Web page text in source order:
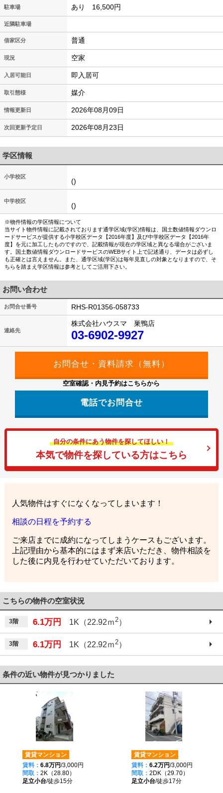
駐車場 あり 16,500円
近隣駐車場
借家区分 普通
現況 空家
入居可能日 即入居可
取引態様 媒介
情報更新日 2026年08月09日
次回更新予定日 2026年08月23日
学区情報
小学校区
()
中学校区
()
※物件情報の学区情報について
当サイト物件情報に記載されております通学区域(学区)情報は、国土数値情報ダウンロ
ードサービスが提供する小学校区データ【2016年度】及び中学校区データ【2016年
度】を元に加工したものですので、記載情報が現在の学区域と異なる場合がございま
す。国土数値情報ダウンロードサービスのWEBサイト上で記述通り、データは必ずし
も正確とは言えません。また、通学区域(学区)は毎年見直しの対象となりますので、そ
ちらを踏まえ学区情報は参考としてご活用下さい。
お問い合わせ
お問合せ番号 RHS-R01356-058733
連絡先
株式会社ハウスマ 巣鴨店
03-6902-9927
空室確認・内見予約はこちらから
電話でお問合せ
自分の条件にあう物件を探してほしい！
本気で物件を探している方はこちら
人気物件はすぐになくなってしまいます！
相談の日程を予約する
ご来店までに成約になってしまうケースもございます。
上記理由から基本的にはまず来店いただき、物件相談を
した後に内見を行わせていただいております。
こちらの物件の空室状況
3階 6.1万円 1K（22.92ｍ 2）
3階 6.1万円 1K（22.92ｍ 2）
条件の近い物件が見つかりました
賃貸マンション
賃料： 6.8万円/3,000円
間取： 2K（28.80）
足立小台/徒歩15分
賃貸マンション
賃料：6.2万円/3,000円
間取：2DK（29.70）
足立小台/徒歩17分